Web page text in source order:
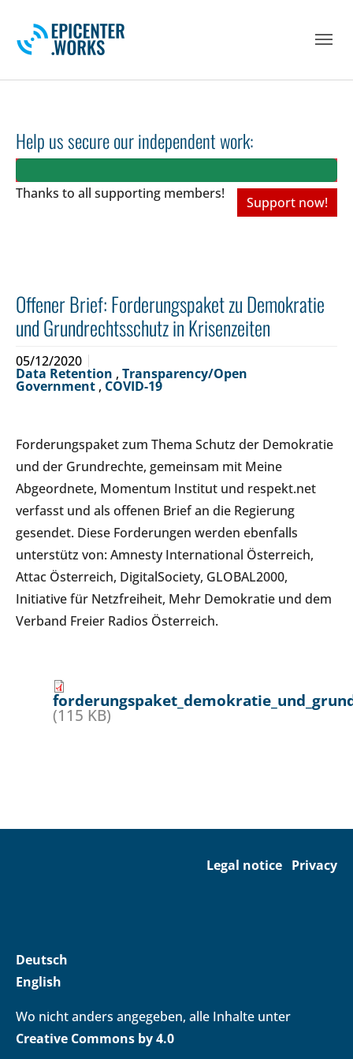
Help us secure our independent work:
Thanks to all supporting members!
Support now!
Offener Brief: Forderungspaket zu Demokratie
und Grundrechtsschutz in Krisenzeiten
05/12/2020
Data Retention , Transparency/Open
Government , COVID-19
Forderungspaket zum Thema Schutz der Demokratie
und der Grundrechte, gemeinsam mit Meine
Abgeordnete, Momentum Institut und respekt.net
verfasst und als offenen Brief an die Regierung
gesendet. Diese Forderungen werden ebenfalls
unterstütz von: Amnesty International Österreich,
Attac Österreich, DigitalSociety, GLOBAL2000,
Initiative für Netzfreiheit, Mehr Demokratie und dem
Verband Freier Radios Österreich.
(115 KB)
Legal notice Privacy
Deutsch
English
Wo nicht anders angegeben, alle Inhalte unter
Creative Commons by 4.0